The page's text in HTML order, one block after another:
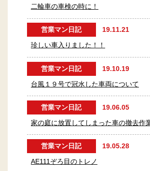
二輪車の車検の時に！
営業マン日記 19.11.21
珍しい車入りました！！
営業マン日記 19.10.19
台風１９号で冠水した車両について
営業マン日記 19.06.05
家の庭に放置してしまった車の撤去作
営業マン日記 19.05.28
AE111ぞろ目のトレノ